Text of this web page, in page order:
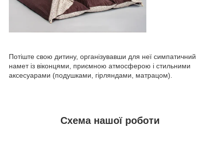
Потіште свою дитину, організувавши для неї симпатичний
намет із віконцями, приємною атмосферою і стильними
аксесуарами (подушками, гірляндами, матрацом).
Схема нашої роботи